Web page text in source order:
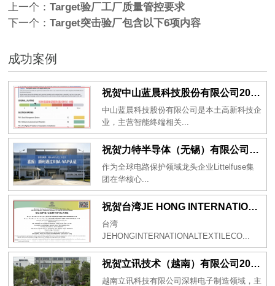
上一个：Target验厂工厂质量管控要求
下一个：Target突击验厂包含以下6项内容
成功案例
祝贺中山蓝晨科技股份有限公司2026年一次性成功通过BSCI验厂-B级
中山蓝晨科技股份有限公司是本土高新科技企
业，主营智能终端相关...
祝贺力特半导体（无锡）有限公司2026年一次性成功通过RBA-VAP认证审核并取得170.2分
作为全球电路保护领域龙头企业Littelfuse集
团在华核心...
祝贺台湾JE HONG INTERNATIONAL TEXTILE CO., LTD 2026年一次性成功通过GRS认证
台湾
JEHONGINTERNATIONALTEXTILECO...
祝贺立讯技术（越南）有限公司2026年一次性成功通过RBA-VAP审核获得金牌评级！
越南立讯科技有限公司深耕电子制造领域，主